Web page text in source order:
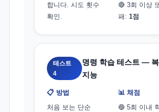
합니다. 시도 횟수
확인.
🔴 3회 이상
패: 1점
테스트
4
명령 학습 테스트 —
지능
📋 방법
처음 보는 단순
📊 채점
🔵 5회 이내